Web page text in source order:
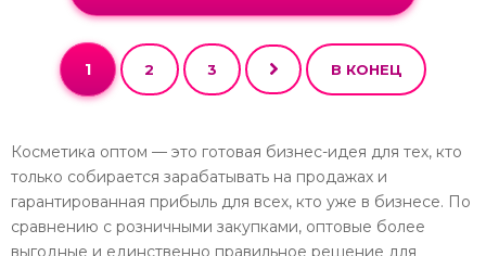
1 2 3 В КОНЕЦ
Косметика оптом — это готовая бизнес-идея для тех, кто
только собирается зарабатывать на продажах и
гарантированная прибыль для всех, кто уже в бизнесе. По
сравнению с розничными закупками, оптовые более
выгодные и единственно правильное решение для